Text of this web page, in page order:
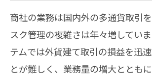
商社の業務は国内外の多通貨取引
スク管理の複雑さは年々増してい
テムでは外貨建て取引の損益を迅
とが難しく、業務量の増大ととも